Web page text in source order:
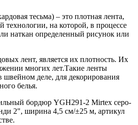
тесьма) – это плотная лента,
технологии, на которой, в процессе
наткан определенный рисунок или
лент, является их плотность. Их
многих лет.Такие ленты
швейном деле, для декорирования
белья.
бордюр YGH291-2 Mirtex серо-
2", ширина 4,5 см/±25 м, артикул